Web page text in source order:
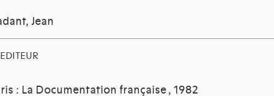
Jean
EDITEUR
: La Documentation française, 1982